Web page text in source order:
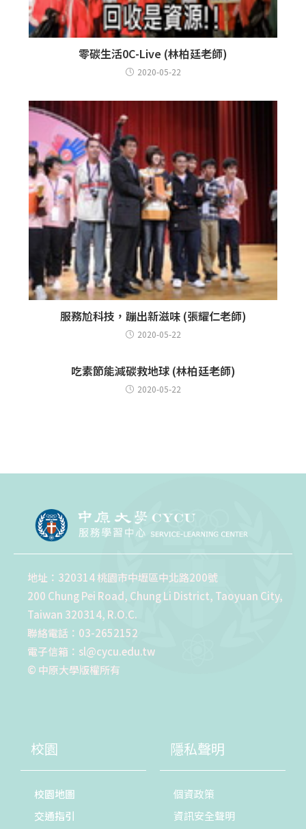
零碳生活0C-Live (林柏廷老師)
2020-05-22
服務尬科技，蹦出新滋味 (張耀仁老師)
2020-05-22
吃素節能減碳救地球 (林柏廷老師)
2020-05-22
地址：320314 桃園市中壢區中北路200號
200 Chung Pei Road, Chung Li District, Taoyuan City,
Taiwan 320314, R.O.C.
聯絡電話：03-2652152
電子信箱：sl@cycu.edu.tw
© 中原大學版權所有
校園
校園地圖
交通指引
隱私聲明
個資政策
資訊安全聲明